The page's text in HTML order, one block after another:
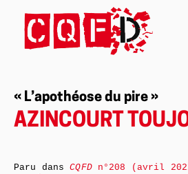
« L’apothéose du pire »
AZINCOURT
Paru dansCQFDn°208 (avril